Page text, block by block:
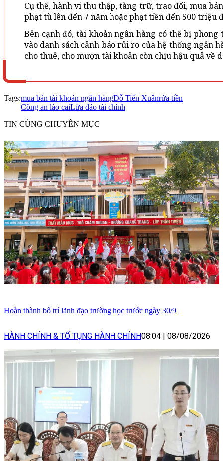
Cụ thể, hành vi thu thập, tàng trữ, trao đổi, mua
phạt tù lên đến 7 năm hoặc phạt tiền đến 500 triệu
Bên cạnh đó, tài khoản ngân hàng có thể bị
vào danh sách cảnh báo rủi ro của hệ thống ngân
cho thuê, cho mượn tài khoản còn chịu hậu quả về
Tags:mua bán tài khoản ngân hàngĐỗ Tiến Xuânrửa tiền
Công an lào caiLừa đảo tài chính
TIN CÙNG CHUYÊN MỤC
Hoàn thành bố trí lãnh đạo trường học trước ngày 30/9
HÀNH CHÍNH & TỐ TỤNG HÀNH CHÍNH08:04 08/08/2026